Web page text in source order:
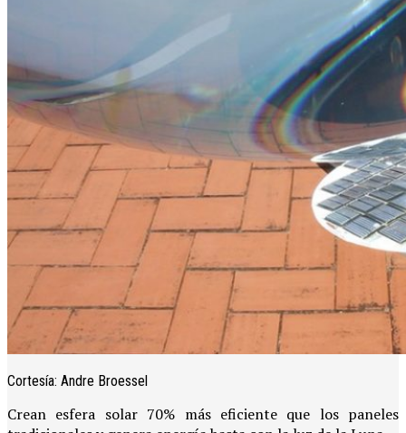
Cortesía: Andre Broessel
Crean esfera solar 70% más eficiente que los paneles